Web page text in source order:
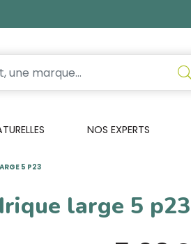
NOS EXPERTS
5 P23
large 5 p23